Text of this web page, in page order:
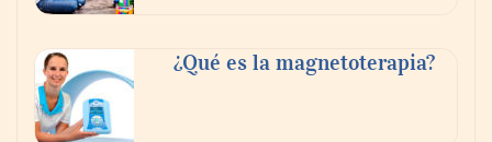
¿Qué es la magnetoterapia?